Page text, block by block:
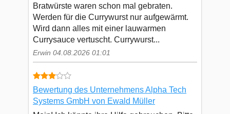
Bratwürste waren schon mal gebraten.
Werden für die Currywurst nur aufgewärmt.
Wird dann alles mit einer lauwarmen
Currysauce vertuscht. Currywurst...
Erwin 04.08.2026 01:01
Bewertung des Unternehmens Alpha Tech
Systems GmbH von Ewald Müller